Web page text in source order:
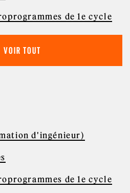
de 1e cycle
VOIR TOUT
d'ingénieur)
de 1e cycle